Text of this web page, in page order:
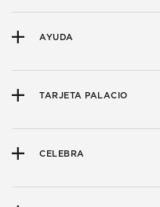
AYUDA
TARJETA PALACIO
CELEBRA